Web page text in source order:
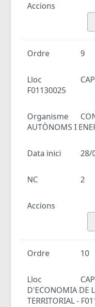
Accions
Ordre 9
Lloc
F01130025
Organisme
AUTÒNOMS I
Data inici 28/
NC 2
Accions
Ordre 10
Lloc
D'ECONOMIA DE
TERRITORIAL -